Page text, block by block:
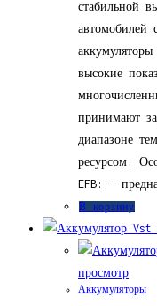
стабильной
автомобилей
высокие
принимают
диапазоне
ресурсом.
EFB: -
В корзину
просмотр
Аккумуляторы